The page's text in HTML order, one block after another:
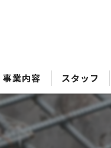
事業内容 スタッフ